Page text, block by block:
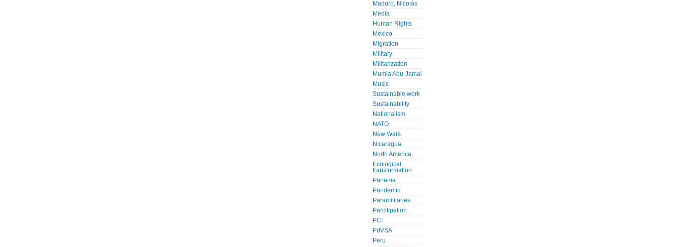
Maduro, Nicolás
Media
Human Rights
Mexico
Migration
Military
Militarization
Mumia Abu-Jamal
Music
Sustainable work
Sustainability
Nationalism
NATO
New Wars
Nicaragua
North America
Ecological
transformation
Panama
Pandemic
Paramilitaries
Parcitipation
PCI
PdVSA
Peru